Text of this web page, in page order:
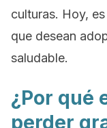
culturas. Hoy,
que desean
saludable.
¿Por qué
perder